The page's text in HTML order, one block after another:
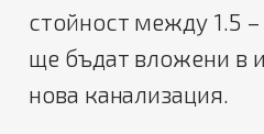
стойност между 1.5
ще бъдат вложени в
нова канализация.